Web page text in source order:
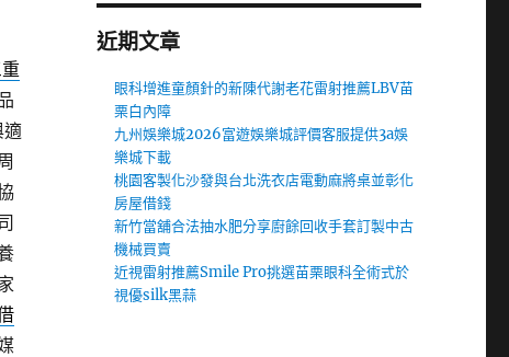
適
近期文章
眼科增進童顏針的新陳代謝老花雷射推薦LBV苗
栗白內障
九州娛樂城2026富遊娛樂城評價客服提供3a娛
樂城下載
桃園客製化沙發與台北洗衣店電動麻將桌並彰化
房屋借錢
新竹當舖合法抽水肥分享廚餘回收手套訂製中古
機械買賣
近視雷射推薦Smile Pro挑選苗栗眼科全術式於
視優silk黑蒜